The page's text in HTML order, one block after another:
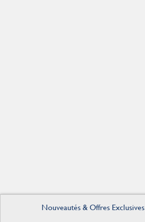
Nouveautés & Offres Exclusives